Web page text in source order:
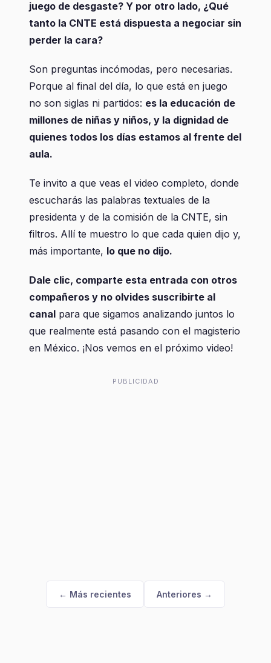
juego de desgaste? Y por otro lado, ¿Qué
tanto la CNTE está dispuesta a negociar sin
perder la cara?
Son preguntas incómodas, pero necesarias.
Porque al final del día, lo que está en juego
no son siglas ni partidos: es la educación de
millones de niñas y niños, y la dignidad de
quienes todos los días estamos al frente del
aula.
Te invito a que veas el video completo, donde
escucharás las palabras textuales de la
presidenta y de la comisión de la CNTE, sin
filtros. Allí te muestro lo que cada quien dijo y,
más importante, lo que no dijo.
Dale clic, comparte esta entrada con otros
compañeros y no olvides suscribirte al
canal para que sigamos analizando juntos lo
que realmente está pasando con el magisterio
en México. ¡Nos vemos en el próximo video!
PUBLICIDAD
← Más recientes Anteriores →